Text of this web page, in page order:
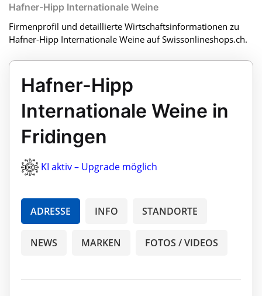
Hafner-Hipp Internationale Weine
Firmenprofil und detaillierte Wirtschaftsinformationen zu
Hafner-Hipp Internationale Weine auf Swissonlineshops.ch.
Hafner-Hipp
Internationale Weine in
Fridingen
KI aktiv – Upgrade möglich
ADRESSE INFO STANDORTE
NEWS MARKEN FOTOS / VIDEOS